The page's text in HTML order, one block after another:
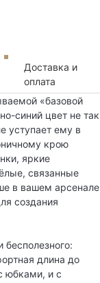
Доставка и
оплата
«базовой
синий цвет не так
уступает ему в
крою
яркие
связанные
в вашем арсенале
создания
длина до
юбками, и с